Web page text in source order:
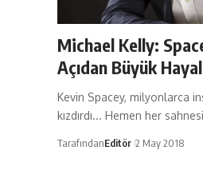
Michael Kelly:
Açıdan Büyük Hayal
Kevin Spacey, milyonlarca
kızdırdı... Hemen her
TarafındanEditör 2 May 2018